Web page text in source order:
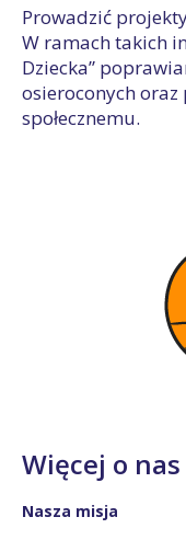
Prowadzić
W ramach takich
Dziecka”
osieroconych oraz
społecznemu.
Więcej o nas
Nasza misja